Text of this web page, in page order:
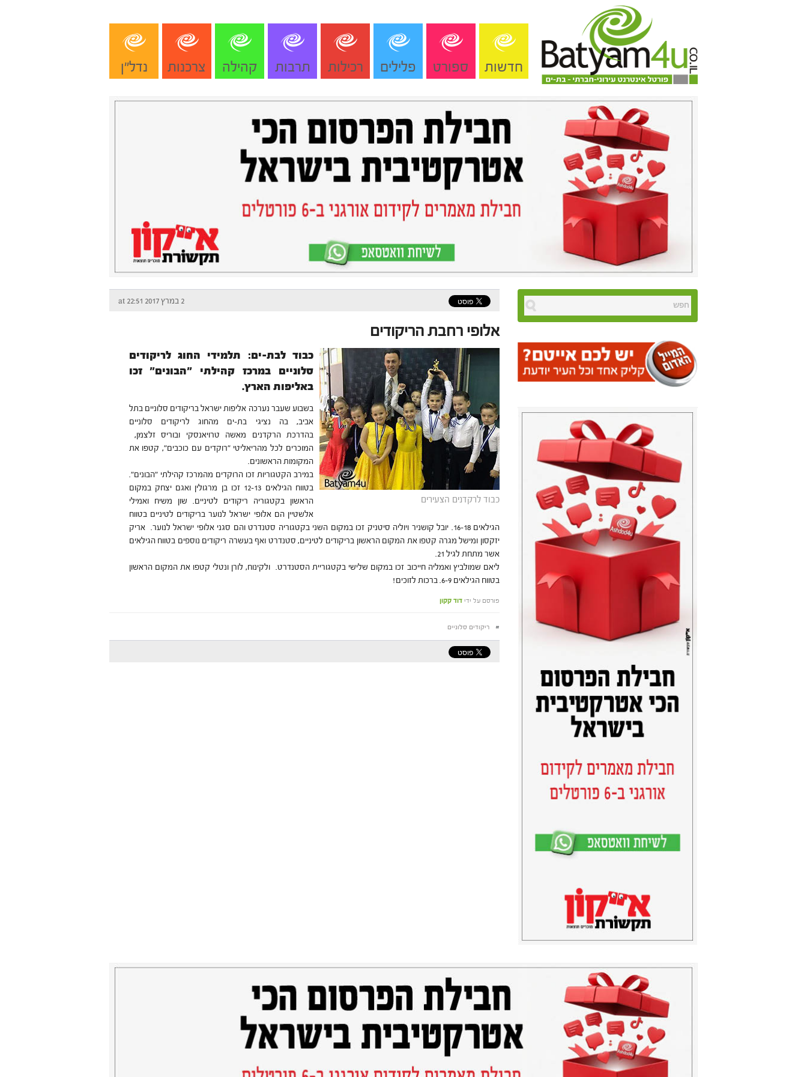
חדשות ספורט פלילים רכילות תרבות קהילה צרכנות נדל"ן
2 במרץ 2017 at 22:51
אלופי רחבת הריקודים
כבוד לרקדנים הצעירים
כבוד לבת-ים: תלמידי החוג לריקודים
סלוניים במרכז קהילתי "הבונים" זכו
באליפות הארץ.
בשבוע שעבר נערכה אליפות ישראל בריקודים סלוניים בתל
אביב, בה נציגי בת-ים מהחוג לריקודים סלוניים
בהדרכת הרקדנים מאשה טרויאנסקי ובוריס זלצמן,
המוכרים לכל מהריאליטי "רוקדים עם כוכבים", קטפו את
המקומות הראשונים.
במירב הקטגוריות זכו הרוקדים מהמרכז קהילתי "הבונים".
בטווח הגילאים 12-13 זכו בן מרגולין ואגם יצחק במקום
הראשון בקטגוריה ריקודים לטיניים. שון משיח ואמילי
אלשטיין הם אלופי ישראל לנוער בריקודים לטיניים בטווח
הגילאים 16-18. יובל קושניר ויוליה סיטניק זכו במקום השני בקטגוריה סטנדרט והם סגני אלופי ישראל לנוער. אריק
יזקסון ומישל מגרה קטפו את המקום הראשון בריקודים לטיניים, סטנדרט ואף בעשרה ריקודים נוספים בטווח הגילאים
אשר מתחת לגיל 21.
ליאם שמולביץ ואמליה חייכוב זכו במקום שלישי בקטגוריית הסטנדרט. ולקינוח, לורן ונטלי קטפו את המקום הראשון
בטווח הגילאים 6-9. ברכות לזוכים!
פורסם על ידי דוד קקון
# ריקודים סלוניים